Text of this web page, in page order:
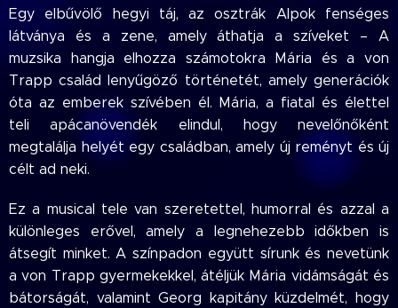
Egy elbűvölő hegyi táj, az osztrák Alpok fenséges
látványa és a zene, amely áthatja a szíveket – A
muzsika hangja elhozza számotokra Mária és a von
Trapp család lenyűgöző történetét, amely generációk
óta az emberek szívében él. Mária, a fiatal és élettel
teli apácanövendék elindul, hogy nevelőnőként
megtalálja helyét egy családban, amely új reményt és új
célt ad neki.
Ez a musical tele van szeretettel, humorral és azzal a
különleges erővel, amely a legnehezebb időkben is
átsegít minket. A színpadon együtt sírunk és nevetünk
a von Trapp gyermekekkel, átéljük Mária vidámságát és
bátorságát, valamint Georg kapitány küzdelmét, hogy